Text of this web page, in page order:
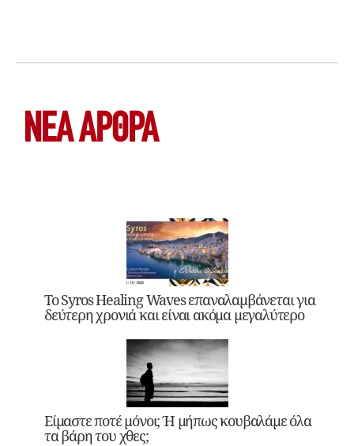
ΝΕΑ ΆΡΘΡΑ
Το Syros Healing Waves επαναλαμβάνεται για
δεύτερη χρονιά και είναι ακόμα μεγαλύτερο
Είμαστε ποτέ μόνοι; Ή μήπως κουβαλάμε όλα
τα βάρη του χθες;